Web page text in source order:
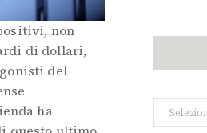
non
di dollari,
del
ha
Archivio
Articoli